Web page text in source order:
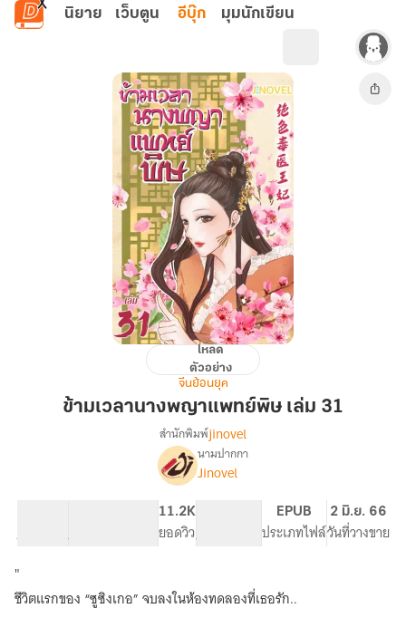
ข้ามไปยังเนื้อหาหลัก
นิยาย เว็บตูน อีบุ๊ก มุมนักเขียน
นางพญา
โหลด
ตัวอย่าง
จีนย้อนยุค
ข้ามเวลานางพญาแพทย์พิษ เล่ม 31
เรื่อง[นิยาย
แปล]
สำนักพิมพ์jinovel
นามปากกา
Jinovel
จำนวนคำ จำนวนหน้า (A5)
11.2K
ยอดวิวระดับเนื้อหา
EPUB
ประเภทไฟล์
2 มิ.ย. 66
วันที่วางขาย
"
ชีวิตแรกของ “ซูซิงเกอ” จบลงในห้องทดลองที่เธอรัก..